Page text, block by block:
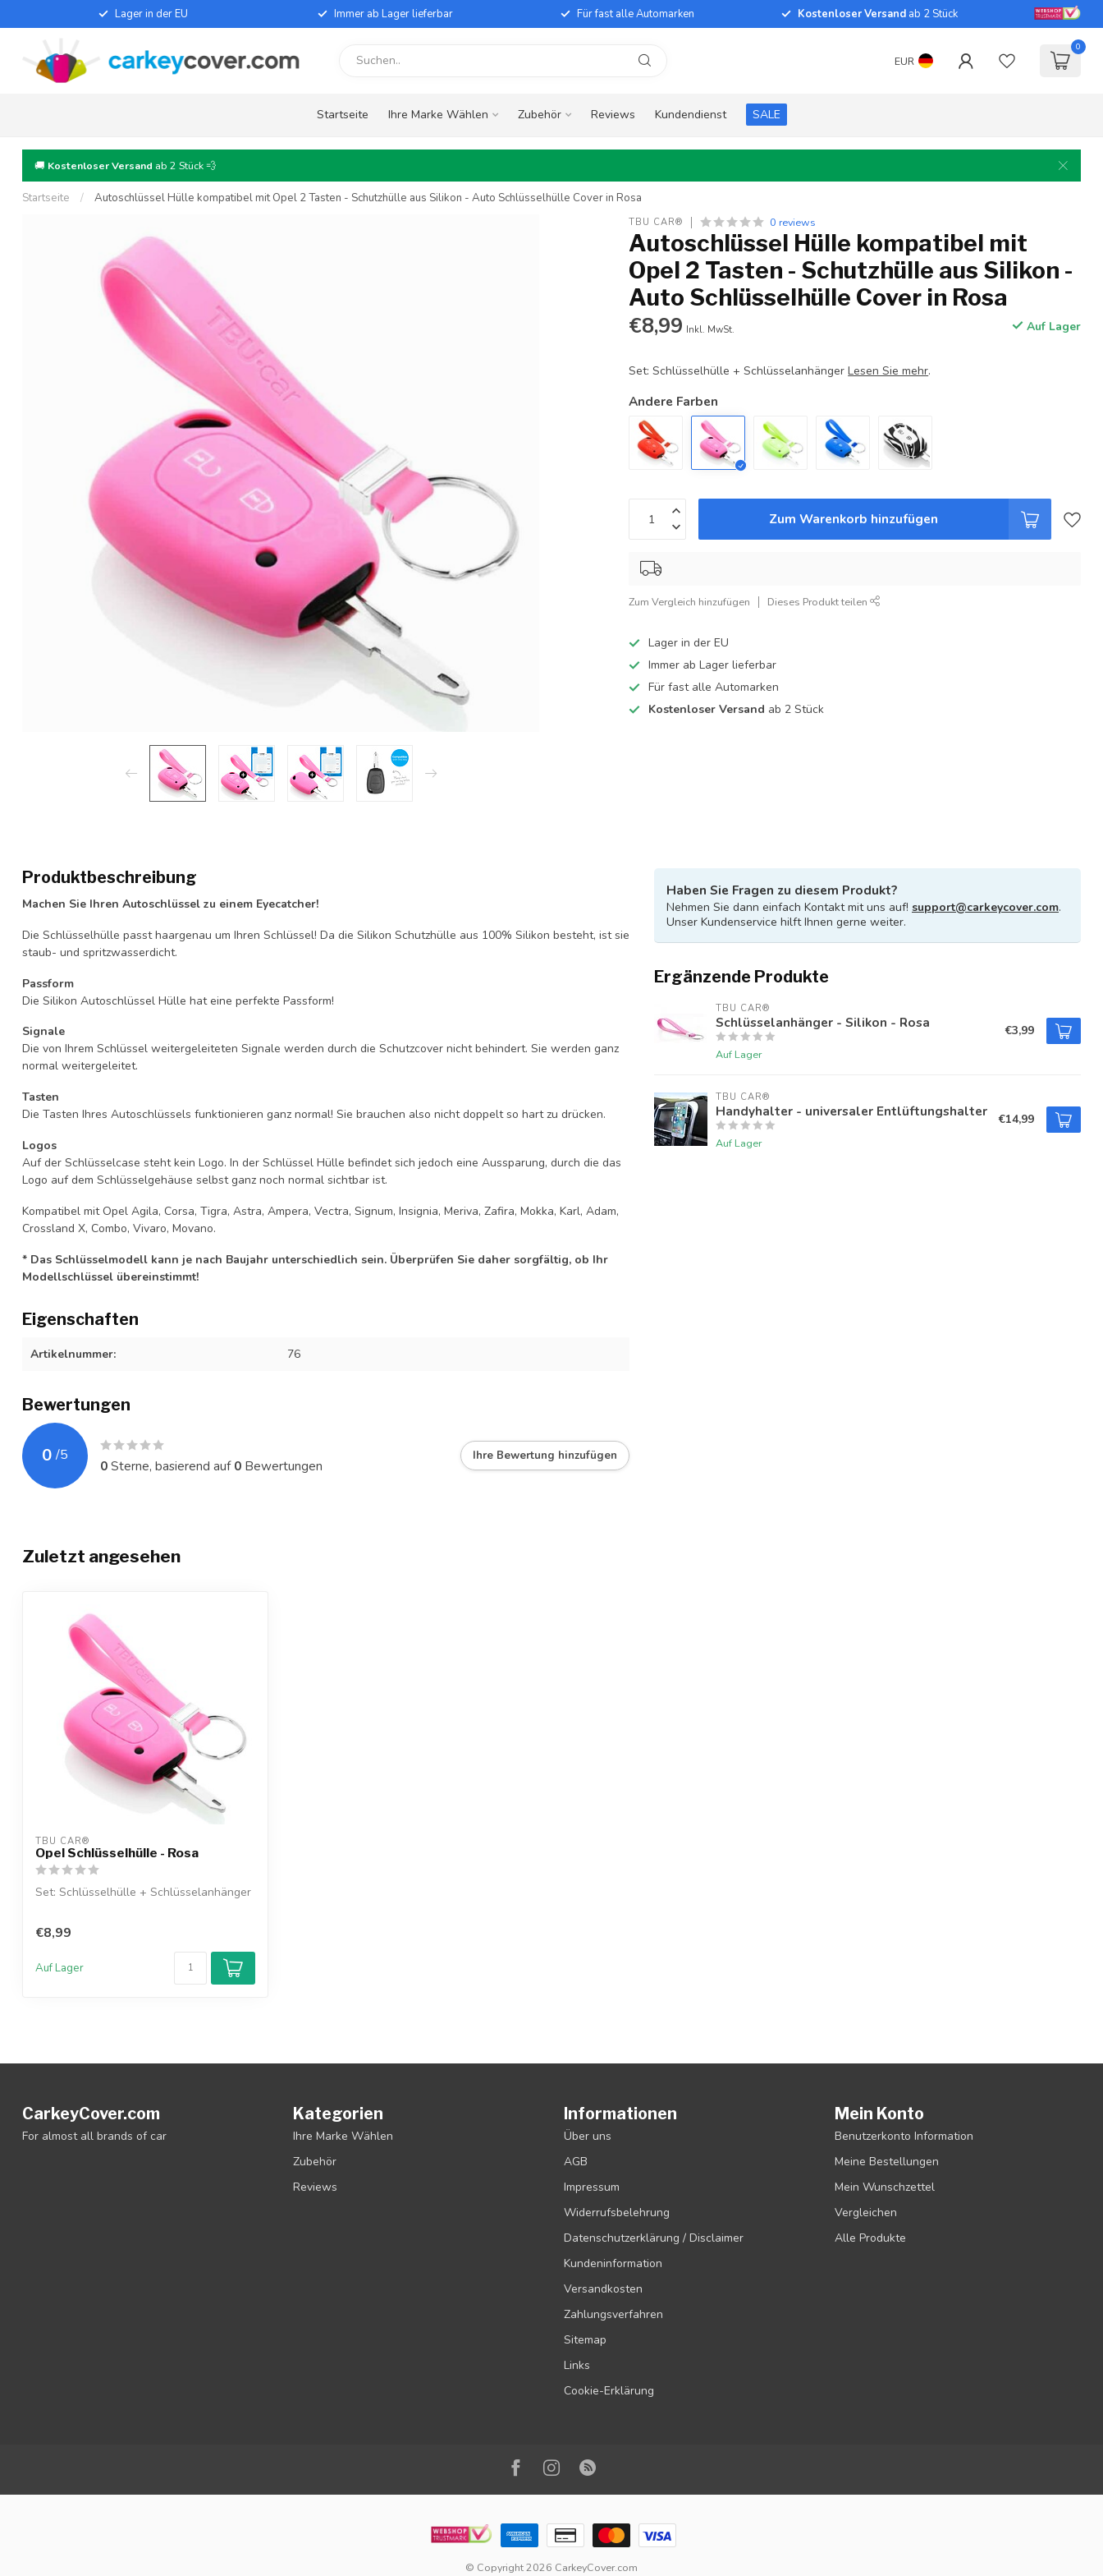
Lager in der EU Immer ab Lager lieferbar Für fast alle Automarken Kostenloser Versand ab 2 Stück
EUR
0
Startseite Ihre Marke Wählen Zubehör Reviews Kundendienst SALE
🚚 Kostenloser Versand ab 2 Stück 💨
Startseite / Autoschlüssel Hülle kompatibel mit Opel 2 Tasten - Schutzhülle aus Silikon - Auto Schlüsselhülle Cover in Rosa
TBU CAR® 0 reviews
Autoschlüssel Hülle kompatibel mit
Opel 2 Tasten - Schutzhülle aus Silikon -
Auto Schlüsselhülle Cover in Rosa
€8,99 Inkl. MwSt. Auf Lager
Set: Schlüsselhülle + SchlüsselanhängerLesen Sie mehr.
Andere Farben
Zum Warenkorb hinzufügen
Zum Vergleich hinzufügen Dieses Produkt teilen
Lager in der EU
Immer ab Lager lieferbar
Für fast alle Automarken
Kostenloser Versand ab 2 Stück
Produktbeschreibung
Machen Sie Ihren Autoschlüssel zu einem Eyecatcher!
Die Schlüsselhülle passt haargenau um Ihren Schlüssel! Da die Silikon Schutzhülle aus 100% Silikon besteht, ist sie
staub- und spritzwasserdicht.
Passform
Die Silikon Autoschlüssel Hülle hat eine perfekte Passform!
Signale
Die von Ihrem Schlüssel weitergeleiteten Signale werden durch die Schutzcover nicht behindert. Sie werden ganz
normal weitergeleitet.
Tasten
Die Tasten Ihres Autoschlüssels funktionieren ganz normal! Sie brauchen also nicht doppelt so hart zu drücken.
Logos
Auf der Schlüsselcase steht kein Logo. In der Schlüssel Hülle befindet sich jedoch eine Aussparung, durch die das
Logo auf dem Schlüsselgehäuse selbst ganz noch normal sichtbar ist.
Kompatibel mit Opel Agila, Corsa, Tigra, Astra, Ampera, Vectra, Signum, Insignia, Meriva, Zafira, Mokka, Karl, Adam,
Crossland X, Combo, Vivaro, Movano.
* Das Schlüsselmodell kann je nach Baujahr unterschiedlich sein. Überprüfen Sie daher sorgfältig, ob Ihr
Modellschlüssel übereinstimmt!
Eigenschaften
Artikelnummer: 76
Bewertungen
0 /5
0Sterne, basierend auf0 Bewertungen
Ihre Bewertung hinzufügen
Haben Sie Fragen zu diesem Produkt?
Nehmen Sie dann einfach Kontakt mit uns auf! support@carkeycover.com.
Unser Kundenservice hilft Ihnen gerne weiter.
Ergänzende Produkte
TBU CAR®
Schlüsselanhänger - Silikon - Rosa
Auf Lager
€3,99
TBU CAR®
Handyhalter - universaler Entlüftungshalter
Auf Lager
€14,99
Zuletzt angesehen
TBU CAR®
Opel Schlüsselhülle - Rosa
Set: Schlüsselhülle + Schlüsselanhänger
€8,99
Auf Lager
CarkeyCover.com
For almost all brands of car
Kategorien
Ihre Marke Wählen
Zubehör
Reviews
Informationen
Über uns
AGB
Impressum
Widerrufsbelehrung
Datenschutzerklärung / Disclaimer
Kundeninformation
Versandkosten
Zahlungsverfahren
Sitemap
Links
Cookie-Erklärung
Mein Konto
Benutzerkonto Information
Meine Bestellungen
Mein Wunschzettel
Vergleichen
Alle Produkte
© Copyright 2026 CarkeyCover.com